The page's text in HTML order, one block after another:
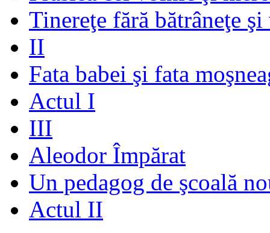
Tinereţe fără bătrâneţe
II
Fata babei şi fata
Actul I
III
Aleodor Împărat
Un pedagog de şcoală
Actul II